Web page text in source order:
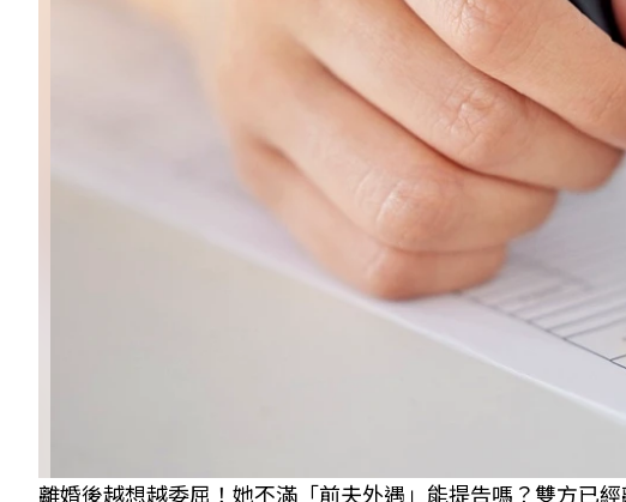
離婚後越想越委屈！她不滿「前夫外遇」能提告嗎？雙方已